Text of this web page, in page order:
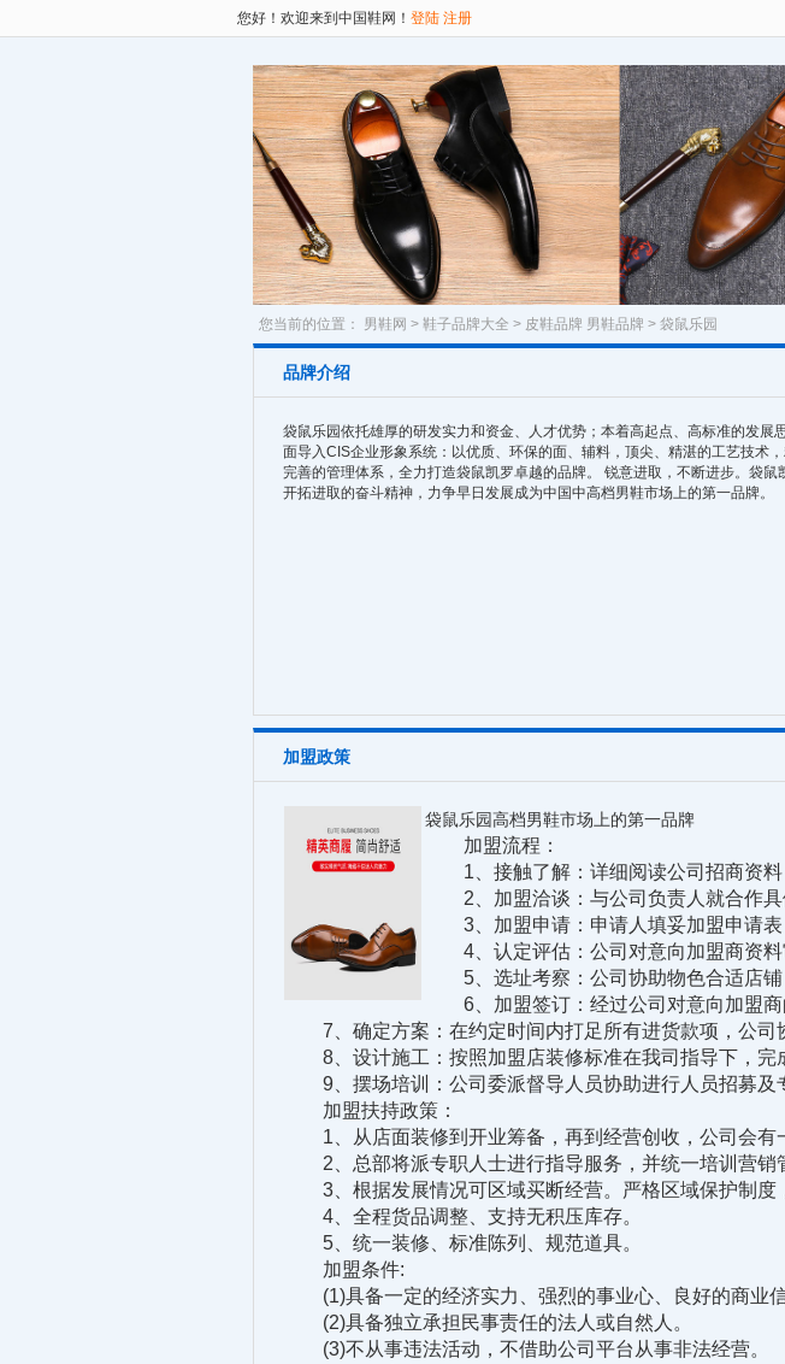
您好！欢迎来到中国鞋网！ 登陆 注册
您当前的位置： 男鞋网 > 鞋子品牌大全 > 皮鞋品牌 男鞋品牌 > 袋鼠乐园
品牌介绍
袋鼠乐园依托雄厚的研发实力和资金、人才优势；本着高起点、高标准的发展
面导入CIS企业形象系统：以优质、环保的面、辅料，顶尖、精湛的工艺技术，
完善的管理体系，全力打造袋鼠凯罗卓越的品牌。 锐意进取，不断进步。袋鼠
开拓进取的奋斗精神，力争早日发展成为中国中高档男鞋市场上的第一品牌。
加盟政策
袋鼠乐园高档男鞋市场上的第一品牌
加盟流程：
1、接触了解：详细阅读公司招商资料
2、加盟洽谈：与公司负责人就合作具
3、加盟申请：申请人填妥加盟申请表
4、认定评估：公司对意向加盟商资料
5、选址考察：公司协助物色合适店铺
6、加盟签订：经过公司对意向加盟商
7、确定方案：在约定时间内打足所有进货款项，公司
8、设计施工：按照加盟店装修标准在我司指导下，完
9、摆场培训：公司委派督导人员协助进行人员招募及
加盟扶持政策：
1、从店面装修到开业筹备，再到经营创收，公司会有
2、总部将派专职人士进行指导服务，并统一培训营销
3、根据发展情况可区域买断经营。严格区域保护制度
4、全程货品调整、支持无积压库存。
5、统一装修、标准陈列、规范道具。
加盟条件:
(1)具备一定的经济实力、强烈的事业心、良好的商业信
(2)具备独立承担民事责任的法人或自然人。
(3)不从事违法活动，不借助公司平台从事非法经营。